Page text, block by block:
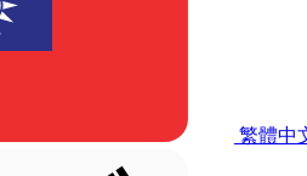
繁體中